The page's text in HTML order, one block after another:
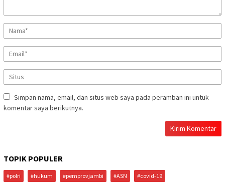
Simpan nama, email, dan situs web saya pada peramban ini untuk
komentar saya berikutnya.
TOPIK POPULER
#polri #hukum #pemprovjambi #ASN #covid-19